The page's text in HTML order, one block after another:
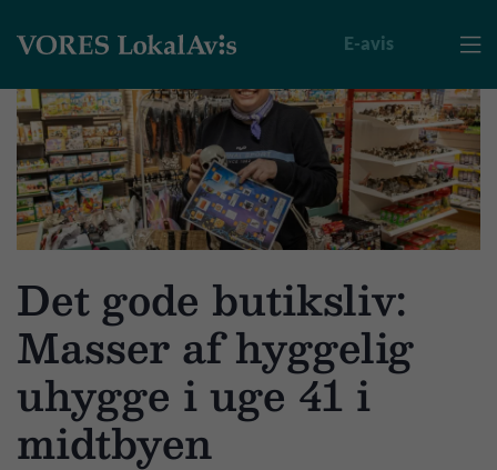

E-avis
Det gode butiksliv:
Masser af hyggelig
uhygge i uge 41 i
midtbyen